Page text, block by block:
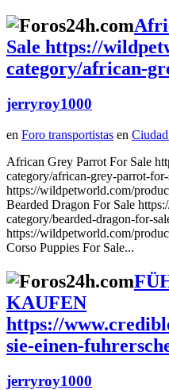
Sale https://
category/african-
jerryroy1000
en Foro transportistas en
African Grey Parrot For Sale
category/african-grey-parrot-
https://wildpetworld.com/
Bearded Dragon For Sale
category/bearded-dragon-for-
https://wildpetworld.com/
Corso Puppies For Sale...
KAUFEN
https://
sie-einen-
jerryroy1000